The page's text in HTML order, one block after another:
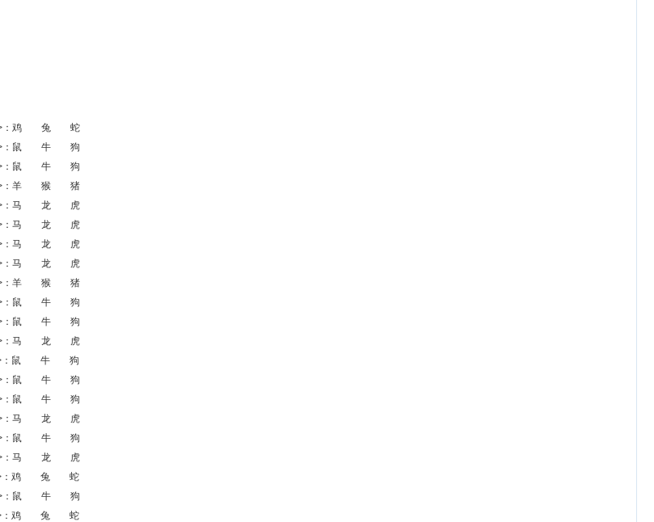
<琴>：鸡 兔 蛇
<棋>：鼠 牛 狗
<棋>：鼠 牛 狗
<画>：羊 猴 猪
<书>：马 龙 虎
<书>：马 龙 虎
<书>：马 龙 虎
<书>：马 龙 虎
<画>：羊 猴 猪
<棋>：鼠 牛 狗
<棋>：鼠 牛 狗
<书>：马 龙 虎
<棋>：鼠 牛 狗
<棋>：鼠 牛 狗
<棋>：鼠 牛 狗
<书>：马 龙 虎
<棋>：鼠 牛 狗
<书>：马 龙 虎
<琴>：鸡 兔 蛇
<棋>：鼠 牛 狗
<琴>：鸡 兔 蛇